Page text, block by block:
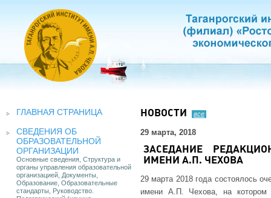
ГЛАВНАЯ СТРАНИЦА
СВЕДЕНИЯ ОБ
ОБРАЗОВАТЕЛЬНОЙ
ОРГАНИЗАЦИИ
Основные сведения, Структура и
органы управления образовательной
организацией, Документы,
Образование, Образовательные
стандарты, Руководство.
НОВОСТИ все
29 марта, 2018
ЗАСЕДАНИЕ
ИМЕНИ А.П. ЧЕХОВА
29 марта 2018 года состоялось
имени А.П. Чехова, на котором